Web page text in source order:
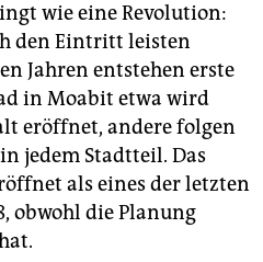
wie eine Revolution:
den Eintritt leisten
Jahren entstehen erste
in Moabit etwa wird
eröffnet, andere folgen
jedem Stadtteil. Das
als eines der letzten
obwohl die Planung